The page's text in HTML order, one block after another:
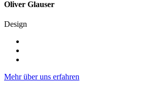
Oliver Glauser
Design
Mehr über uns erfahren